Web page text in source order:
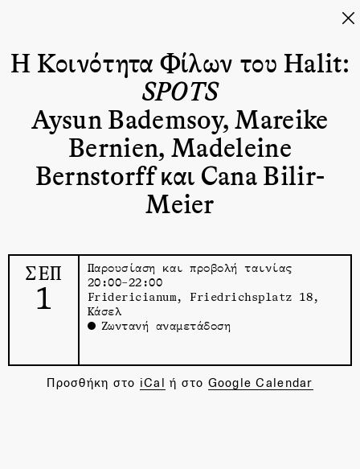
Η Κοινότητα Φίλων του Halit:
SPOTS
Aysun Bademsoy, Mareike
Bernien, Madeleine
Bernstorff και Cana Bilir-
Meier
ΣΕΠ
1
Παρουσίαση και προβολή ταινίας
20:00–22:00
Fridericianum, Friedrichsplatz 18,
Κάσελ
Ζωντανή αναμετάδοση
Προσθήκη στο iCal ή στο Google Calendar